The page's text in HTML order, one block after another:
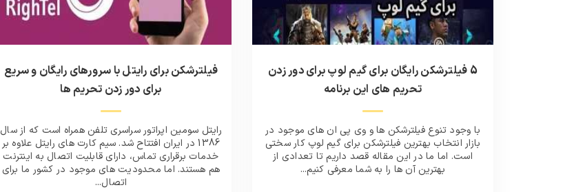
5 فیلترشکن رایگان برای گیم لوپ برای دور زدن
تحریم های این برنامه
با وجود تنوع فیلترشکن ها و وی پی ان های موجود در
بازار انتخاب بهترین فیلترشکن برای گیم لوپ کار سختی
است. اما ما در این مقاله قصد داریم تا تعدادی از
بهترین آن ها را به شما معرفی کنیم...
فیلترشکن برای رایتل با سرورهای رایگان و سریع
برای دور زدن تحریم ها
رایتل سومین اپراتور سراسری تلفن همراه است که از سال
1386 در ایران افتتاح شد. سیم کارت های رایتل علاوه بر
خدمات برقراری تماس، دارای قابلیت اتصال به اینترنت
هم هستند. اما محدودیت های موجود در کشور ما برای
اتصال...